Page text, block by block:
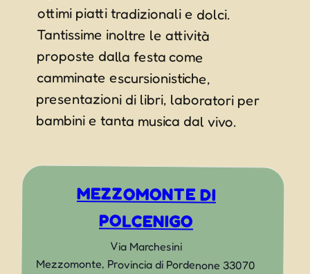
ottimi piatti tradizionali e dolci.
Tantissime inoltre le attività
proposte dalla festa come
camminate escursionistiche,
presentazioni di libri, laboratori per
bambini e tanta musica dal vivo.
MEZZOMONTE DI
POLCENIGO
Via Marchesini
Mezzomonte, Provincia di Pordenone 33070